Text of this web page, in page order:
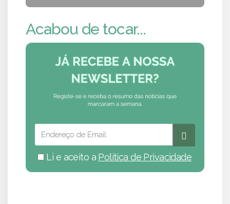
Acabou de tocar...
Li e aceito a Política de Privacidade